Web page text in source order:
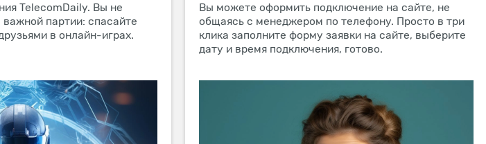
TelecomDaily. Вы не
партии: спасайте
в онлайн-играх.
Вы можете оформить подключение на сайте, не
общаясь с менеджером по телефону. Просто в три
клика заполните форму заявки на сайте, выберите
дату и время подключения, готово.